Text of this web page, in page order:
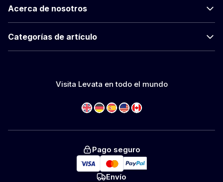
Acerca de nosotros
Categorías de artículo
Visita Levata en todo el mundo
Pago seguro
Envío